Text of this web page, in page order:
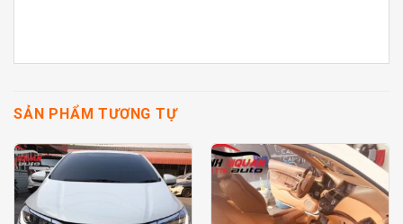
SẢN PHẨM TƯƠNG TỰ